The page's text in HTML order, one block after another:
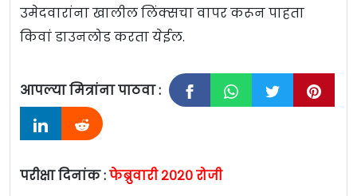
उमेदवारांना खालील लिंक्सचा वापर करून पाहता
किवां डाउनलोड करता येईल.
आपल्या मित्रांना पाठवा :
परीक्षा दिनांक :फेब्रुवारी २०२० रोजी